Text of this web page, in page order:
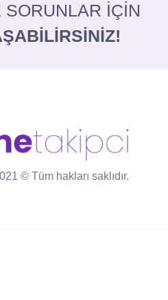
SORUNLAR İÇİN
© Tüm hakları saklıdır.